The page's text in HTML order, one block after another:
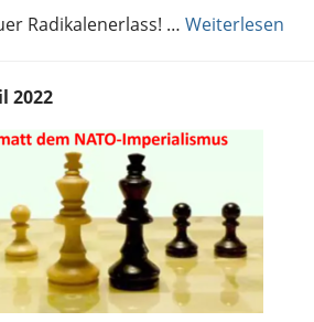
Radikalenerlass! … Weiterlesen
2022